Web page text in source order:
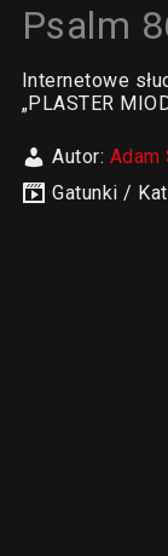
Psalm
Internetowe
„PLASTER
Autor: Adam
Gatunki /